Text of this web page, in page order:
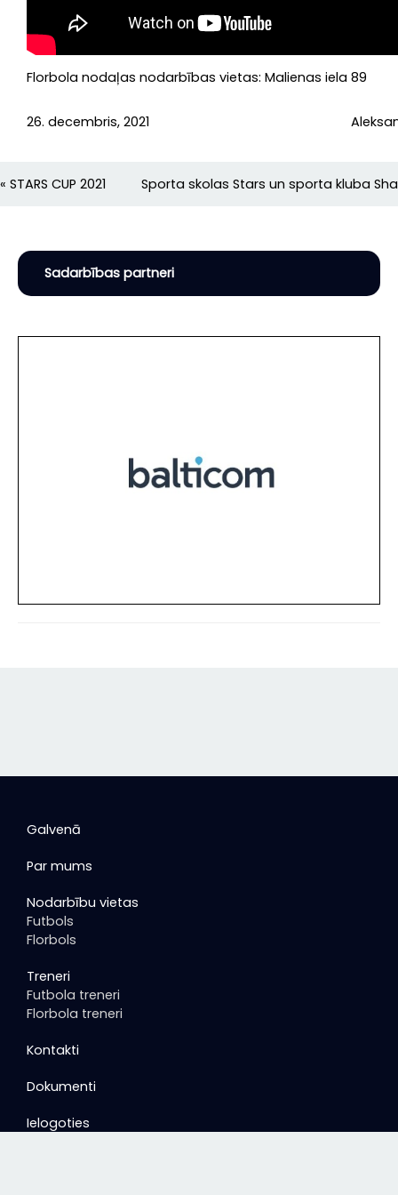
Florbola
treneri
Florbola nodaļas nodarbības vietas: Malienas iela 89
26. decembris, 2021
« STARS CUP 2021 Sporta skolas Stars un sporta kluba
Sadarbības partneri
Galvenā
Par mums
Nodarbību vietas
Futbols
Florbols
Treneri
Futbola treneri
Florbola treneri
Kontakti
Dokumenti
Ielogoties